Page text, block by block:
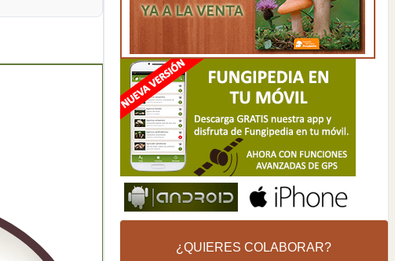
¿QUIERES COLABORAR?